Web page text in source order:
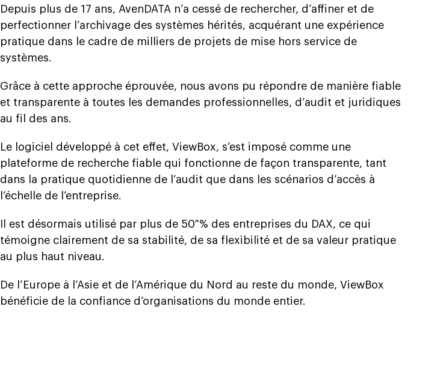
Depuis plus de 17 ans, AvenDATA n’a cessé de rechercher, d’affiner et de
perfectionner l’archivage des systèmes hérités, acquérant une expérience
pratique dans le cadre de milliers de projets de mise hors service de
systèmes.
Grâce à cette approche éprouvée, nous avons pu répondre de manière fiable
et transparente à toutes les demandes professionnelles, d’audit et juridiques
au fil des ans.
Le logiciel développé à cet effet, ViewBox, s’est imposé comme une
plateforme de recherche fiable qui fonctionne de façon transparente, tant
dans la pratique quotidienne de l’audit que dans les scénarios d’accès à
l’échelle de l’entreprise.
Il est désormais utilisé par plus de 50 % des entreprises du DAX, ce qui
témoigne clairement de sa stabilité, de sa flexibilité et de sa valeur pratique
au plus haut niveau.
De l’Europe à l’Asie et de l’Amérique du Nord au reste du monde, ViewBox
bénéficie de la confiance d’organisations du monde entier.